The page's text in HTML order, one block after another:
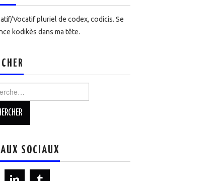
Vocatif pluriel de codex, codicis. Se
kodikès dans ma tête.
:
SOCIAUX